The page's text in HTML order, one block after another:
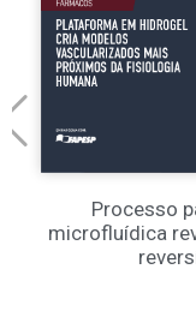
Processo
microfluídica